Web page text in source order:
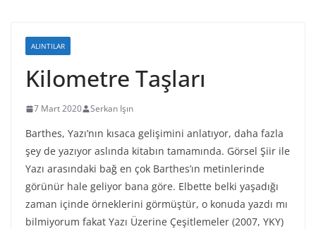
ALINTILAR
Kilometre Taşları
7 Mart 2020 Serkan Işın
Barthes, Yazı’nın kısaca gelişimini anlatıyor, daha fazla
şey de yazıyor aslında kitabın tamamında. Görsel Şiir ile
Yazı arasındaki bağ en çok Barthes’ın metinlerinde
görünür hale geliyor bana göre. Elbette belki yaşadığı
zaman içinde örneklerini görmüştür, o konuda yazdı mı
bilmiyorum fakat Yazı Üzerine Çeşitlemeler (2007, YKY)